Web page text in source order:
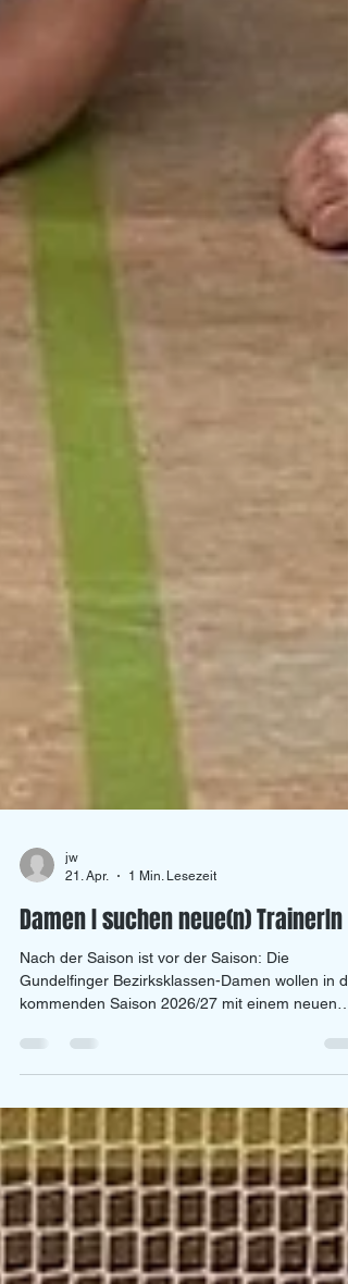
21. Apr.
1 Min. Lesezeit
Damen I suchen neue(n) TrainerIn
Nach der Saison ist vor der Saison: Die
kommenden Saison 2026/27 mit einem neuen
für die Mannschaft, um wieder frischen Wind
reinzubringen und neue Motivation zu schaffen“,
sagt der 2. Abteilungsleiter Jürgen Wetzstein,
in den letzten zehn Jahren für das Damen-Team
verantwortlich war und mit dem Kern des Teams
den Weg von d